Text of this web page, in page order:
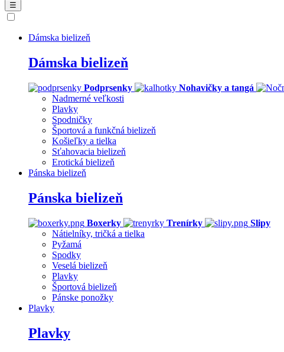
☰
Dámska bielizeň
Dámska bielizeň
Podprsenky Nohavičky a tangá
Nadmerné veľkosti
Plavky
Spodničky
Športová a funkčná bielizeň
Košieľky a tielka
Sťahovacia bielizeň
Erotická bielizeň
Pánska bielizeň
Pánska bielizeň
Boxerky Trenírky
Slipy
Nátielníky, tričká a tielka
Pyžamá
Spodky
Veselá bielizeň
Plavky
Športová bielizeň
Pánske ponožky
Plavky
Plavky